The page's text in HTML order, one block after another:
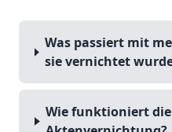
Was passiert mit
sie vernichtet
Wie funktioniert